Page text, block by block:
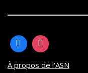
À propos de l'ASN